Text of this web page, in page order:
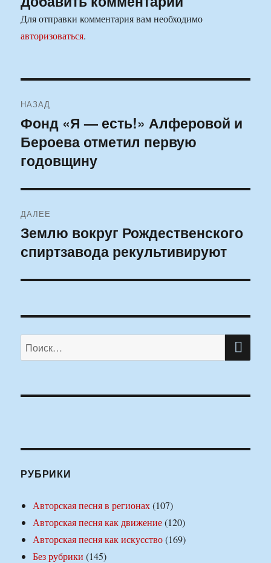
Для отправки комментария вам необходимо
авторизоваться.
по
записям
НАЗАД
Предыдущая
запись:
Фонд «Я — есть!» Алферовой и
Бероева отметил первую
годовщину
ДАЛЕЕ
Следующая
запись:
Землю вокруг Рождественского
спиртзавода рекультивируют
Искать:
РУБРИКИ
Авторская песня в регионах(107)
Авторская песня как движение(120)
Авторская песня как искусство(169)
Без рубрики (145)